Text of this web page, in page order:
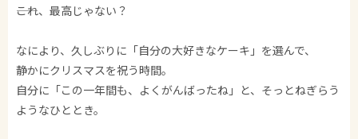
――これ、最高じゃない？
なにより、久しぶりに「自分の大好きなケーキ」を選んで、
静かにクリスマスを祝う時間。
自分に「この一年間も、よくがんばったね」と、そっとねぎらう
ようなひととき。